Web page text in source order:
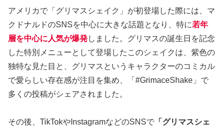
アメリカで「グリマスシェイク」が初登場した際には、マ
クドナルドのSNSを中心に大きな話題となり、特に若年
層を中心に人気が爆発しました。グリマスの誕生日を記念
した特別メニューとして登場したこのシェイクは、紫色の
独特な見た目と、グリマスというキャラクターのコミカル
で愛らしい存在感が注目を集め、「#GrimaceShake」で
多くの投稿がシェアされました。
その後、TikTokやInstagramなどのSNSで 「グリマスシェ